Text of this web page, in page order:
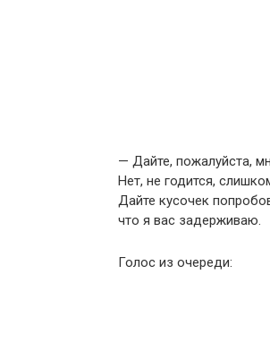
— Дайте, пожалуйста,
Нет, не годится,
Дайте кусочек
что я вас задерживаю.
Голос из очереди: